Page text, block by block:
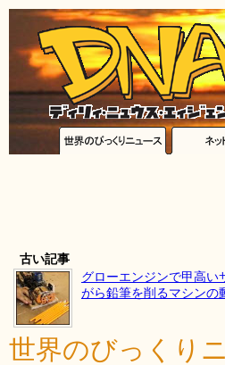
古い記事
グローエンジンで甲高い
がら鉛筆を削るマシンの
世界のびっくり